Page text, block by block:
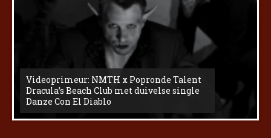
Videoprimeur: NMTH x Popronde Talent
Dracula’s Beach Club met duivelse single
Danze Con El Diablo